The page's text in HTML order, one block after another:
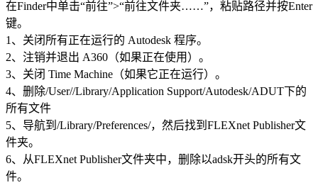
在Finder中单击“前往”>“前往文件夹……”，粘贴路径并按Enter
键。
1、关闭所有正在运行的 Autodesk 程序。
2、注销并退出 A360（如果正在使用）。
3、关闭 Time Machine（如果它正在运行）。
4、删除/User//Library/Application Support/Autodesk/ADUT下的
所有文件
5、导航到/Library/Preferences/，然后找到FLEXnet Publisher文
件夹。
6、从FLEXnet Publisher文件夹中，删除以adsk开头的所有文
件。